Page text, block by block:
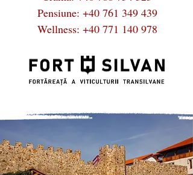
Pensiune: +40 761 349 439
Wellness: +40 771 140 978